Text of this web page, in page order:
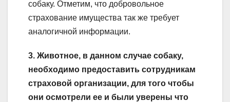
собаку. Отметим, что добровольное
страхование имущества так же требует
аналогичной информации.
3. Животное, в данном случае собаку,
необходимо предоставить сотрудникам
страховой организации, для того чтобы
они осмотрели ее и были уверены что